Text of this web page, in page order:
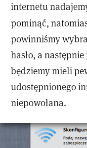
internetu
pominąć,
powinniśmy
hasło, a
będziemy mieli
udostępnionego
niepowołana.